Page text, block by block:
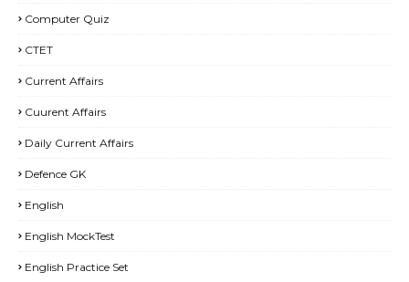
Computer Quiz
CTET
Current Affairs
Cuurent Affairs
Daily Current Affairs
Defence GK
English
English MockTest
English Practice Set